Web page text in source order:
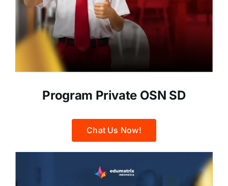
Program Private OSN SD
Chat Us Now!